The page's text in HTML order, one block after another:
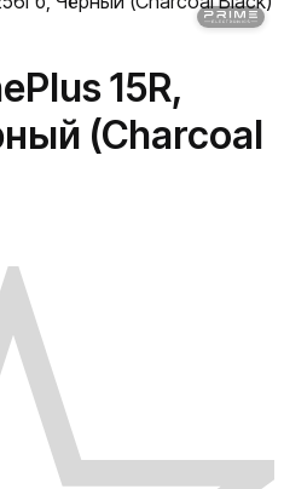
15R,
(Charcoal